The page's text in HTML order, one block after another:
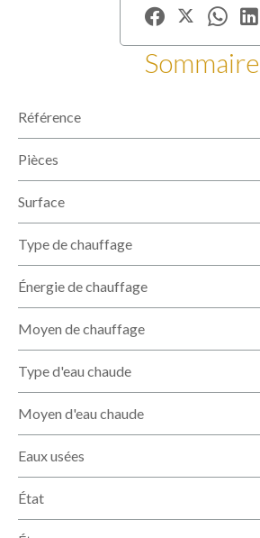
Sommaire
Référence
Pièces
Surface
Type de chauffage
Énergie de chauffage
Moyen de chauffage
Type d'eau chaude
Moyen d'eau chaude
Eaux usées
État